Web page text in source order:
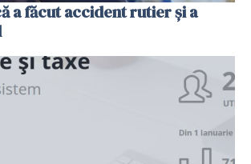
a făcut accident rutier și a